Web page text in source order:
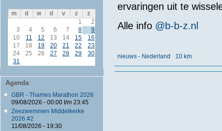
m d w d v z
z
1
2
3
4 5 6 7 8
9
10
11 12 13 14 15
16
17
18 19 20 21 22
23
24
25 26 27 28 29
30
31
Agenda
GBR - Thames Marathon 2026
09/08/2026 - 00:00t/m 23:45
Zeezwemmen Middelkerke
2026 #2
11/08/2026 - 19:30
ervaringen uit te
Alle info @b-b-z.nl
nieuws - Nederland 10 km